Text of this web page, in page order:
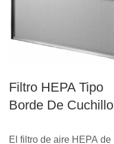
Filtro HEPA Tipo
Borde De Cuchillo
El filtro de aire HEPA de